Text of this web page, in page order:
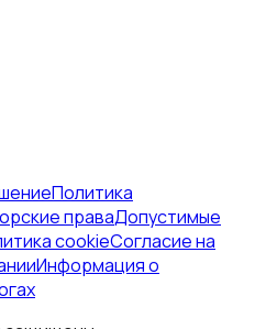
Политика
праваДопустимые
cookieСогласие на
Информация о